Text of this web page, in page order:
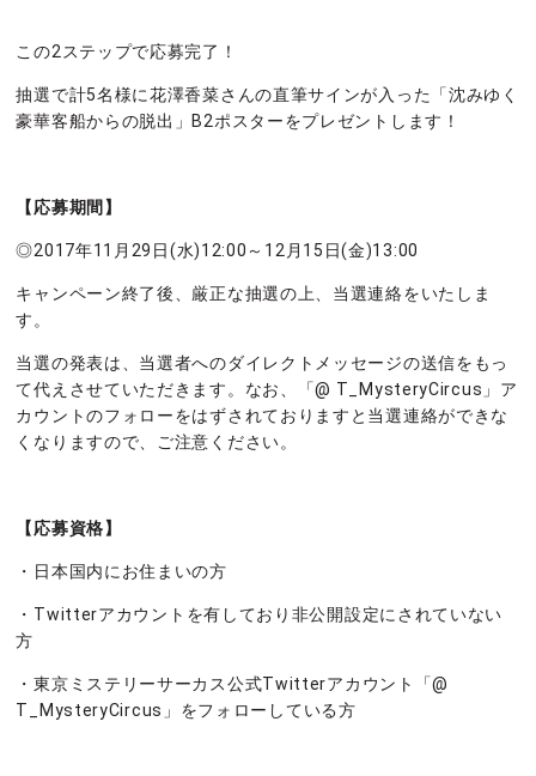
この2ステップで応募完了！
抽選で計5名様に花澤香菜さんの直筆サインが入った「沈みゆく
豪華客船からの脱出」B2ポスターをプレゼントします！
【応募期間】
◎2017年11月29日(水)12:00～12月15日(金)13:00
キャンペーン終了後、厳正な抽選の上、当選連絡をいたしま
す。
当選の発表は、当選者へのダイレクトメッセージの送信をもっ
て代えさせていただきます。なお、「@ T_MysteryCircus」ア
カウントのフォローをはずされておりますと当選連絡ができな
くなりますので、ご注意ください。
【応募資格】
・日本国内にお住まいの方
・Twitterアカウントを有しており非公開設定にされていない
方
・東京ミステリーサーカス公式Twitterアカウント「@
T_MysteryCircus」をフォローしている方